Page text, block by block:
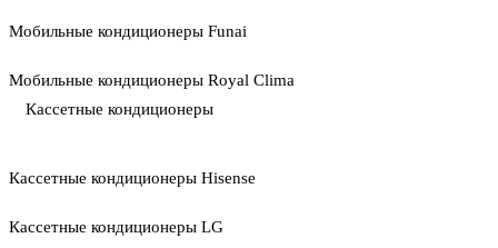
Мобильные кондиционеры Funai
Мобильные кондиционеры Royal Clima
Кассетные кондиционеры
Кассетные кондиционеры Hisense
Кассетные кондиционеры LG